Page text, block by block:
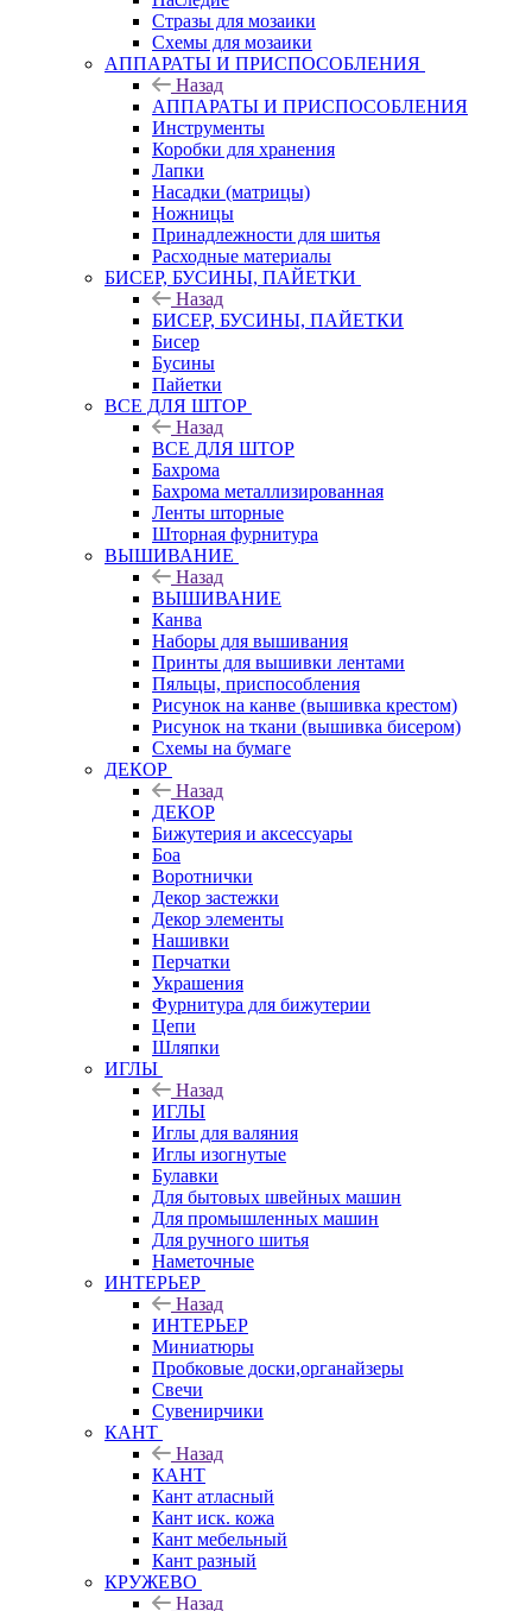
Стразы для мозаики
Схемы для мозаики
АППАРАТЫ И ПРИСПОСОБЛЕНИЯ
Назад
АППАРАТЫ И ПРИСПОСОБЛЕНИЯ
Инструменты
Коробки для хранения
Лапки
Насадки (матрицы)
Ножницы
Принадлежности для шитья
Расходные материалы
БИСЕР, БУСИНЫ, ПАЙЕТКИ
Назад
БИСЕР, БУСИНЫ, ПАЙЕТКИ
Бисер
Бусины
Пайетки
ВСЕ ДЛЯ ШТОР
Назад
ВСЕ ДЛЯ ШТОР
Бахрома
Бахрома металлизированная
Ленты шторные
Шторная фурнитура
ВЫШИВАНИЕ
Назад
ВЫШИВАНИЕ
Канва
Наборы для вышивания
Принты для вышивки лентами
Пяльцы, приспособления
Рисунок на канве (вышивка крестом)
Рисунок на ткани (вышивка бисером)
Схемы на бумаге
ДЕКОР
Назад
ДЕКОР
Бижутерия и аксессуары
Боа
Воротнички
Декор застежки
Декор элементы
Нашивки
Перчатки
Украшения
Фурнитура для бижутерии
Цепи
Шляпки
ИГЛЫ
Назад
ИГЛЫ
Иглы для валяния
Иглы изогнутые
Булавки
Для бытовых швейных машин
Для промышленных машин
Для ручного шитья
Наметочные
ИНТЕРЬЕР
Назад
ИНТЕРЬЕР
Миниатюры
Пробковые доски,органайзеры
Свечи
Сувенирчики
КАНТ
Назад
КАНТ
Кант атласный
Кант иск. кожа
Кант мебельный
Кант разный
КРУЖЕВО
Назад